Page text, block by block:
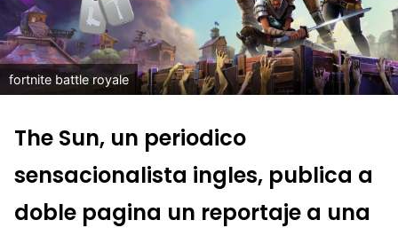
fortnite battle royale
The Sun, un periodico
sensacionalista ingles, publica a
doble pagina un reportaje a una